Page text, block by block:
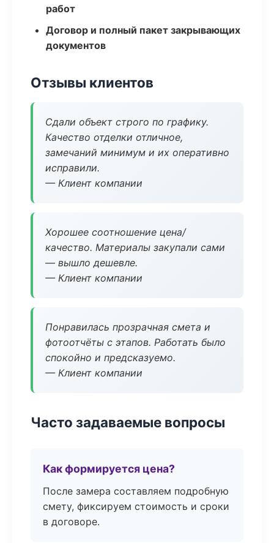
работ
Договор и полный пакет закрывающих
документов
Отзывы клиентов
Сдали объект строго по графику.
Качество отделки отличное,
замечаний минимум и их оперативно
исправили.
— Клиент компании
Хорошее соотношение цена/
качество. Материалы закупали сами
— вышло дешевле.
— Клиент компании
Понравилась прозрачная смета и
фотоотчёты с этапов. Работать было
спокойно и предсказуемо.
— Клиент компании
Часто задаваемые вопросы
Как формируется цена?
После замера составляем подробную
смету, фиксируем стоимость и сроки
в договоре.